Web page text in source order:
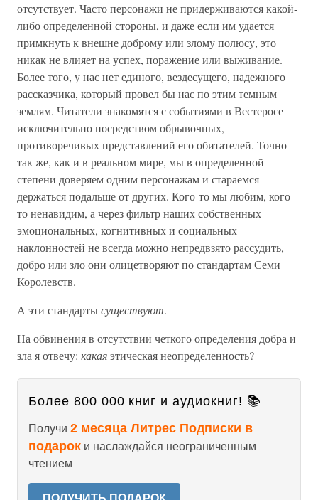
отсутствует. Часто персонажи не придерживаются какой-
либо определенной стороны, и даже если им удается
примкнуть к внешне доброму или злому полюсу, это
никак не влияет на успех, поражение или выживание.
Более того, у нас нет единого, вездесущего, надежного
рассказчика, который провел бы нас по этим темным
землям. Читатели знакомятся с событиями в Вестеросе
исключительно посредством обрывочных,
противоречивых представлений его обитателей. Точно
так же, как и в реальном мире, мы в определенной
степени доверяем одним персонажам и стараемся
держаться подальше от других. Кого-то мы любим, кого-
то ненавидим, а через фильтр наших собственных
эмоциональных, когнитивных и социальных
наклонностей не всегда можно непредвзято рассудить,
добро или зло они олицетворяют по стандартам Семи
Королевств.
А эти стандартысуществуют.
На обвинения в отсутствии четкого определения добра и
зла я отвечу: какаяэтическая неопределенность?
Более 800 000 книг и аудиокниг! 📚
Получи 2 месяца Литрес Подписки в
подарок и наслаждайся неограниченным
чтением